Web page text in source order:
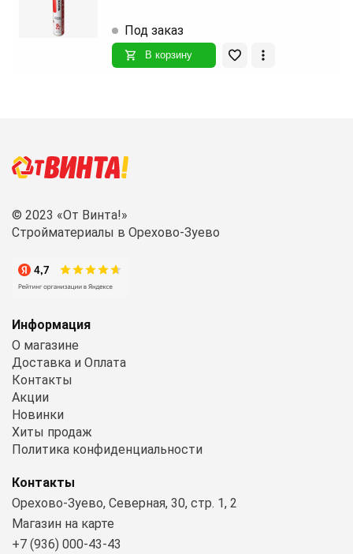
Под заказ
В корзину
© 2023 «От Винта!»
Стройматериалы в Орехово-Зуево
Контакты
Орехово-Зуево, Северная, 30, стр. 1, 2
Магазин на карте
+7 (936) 000-43-43
Информация
О магазине
Доставка и Оплата
Контакты
Акции
Новинки
Хиты продаж
Политика конфиденциальности